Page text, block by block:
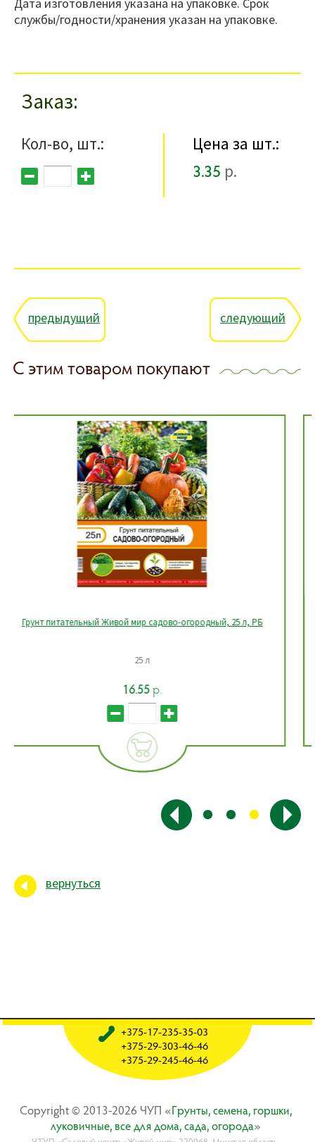
службы/годности/хранения указан на упаковке.
Заказ
Кол-во, шт.:
Цена за шт.:
3.35 р.
предыдущий следующий
С этим товаром покупают
Миниграбли + мотыжка стальные, Польша
Длина 32 см, ширина 8,5 см
8.86
вернуться
Copyright © 2013-2026 ЧУП «Гpyнты, ceмeнa, гopшки,
лyкoвичныe, вce для дoмa, caдa, oгopoдa»
+375-17-235-35-03
+375-29-303-46-46
+375-29-245-46-46